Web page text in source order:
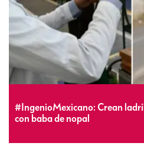
#IngenioMexicano: Crean
con baba de nopal